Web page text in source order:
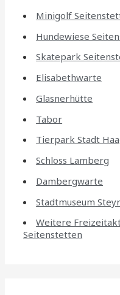
Minigolf
Hundewiese
Skatepark
Elisabethwarte
Glasnerhütte
Tabor
Tierpark Stadt
Schloss Lamberg
Dambergwarte
Stadtmuseum Steyr
Weitere
Seitenstetten